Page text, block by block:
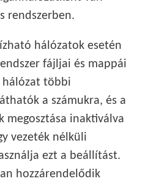
rendszerben.
hálózatok esetén
fájljai és mappái
hálózat többi
a számukra, és a
megosztása inaktiválva
vezeték nélküli
ezt a beállítást.
hozzárendelődik